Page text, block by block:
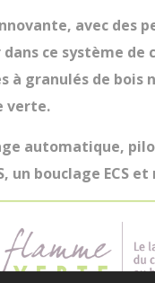
avec
ce système de
granulés de
verte.
automatique,
bouclage ECS